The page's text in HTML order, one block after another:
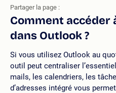
Comment accéder
dans Outlook ?
Si vous utilisez Outlook au
outil peut centraliser
mails, les calendriers, les
d’adresses intégré vous
Partager la page :